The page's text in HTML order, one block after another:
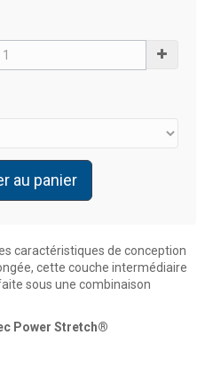
au panier
caractéristiques de conception
cette couche intermédiaire
sous une combinaison
Power Stretch®